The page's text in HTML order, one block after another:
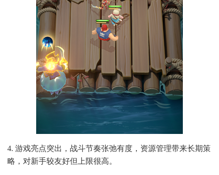
4. 游戏亮点突出，战斗节奏张弛有度，资源管理带来长期策
略，对新手较友好但上限很高。